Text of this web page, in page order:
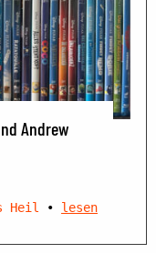
Andrew
Heil • lesen